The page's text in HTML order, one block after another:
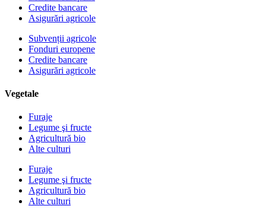
Credite bancare
Asigurări agricole
Subvenții agricole
Fonduri europene
Credite bancare
Asigurări agricole
Vegetale
Furaje
Legume şi fructe
Agricultură bio
Alte culturi
Furaje
Legume şi fructe
Agricultură bio
Alte culturi